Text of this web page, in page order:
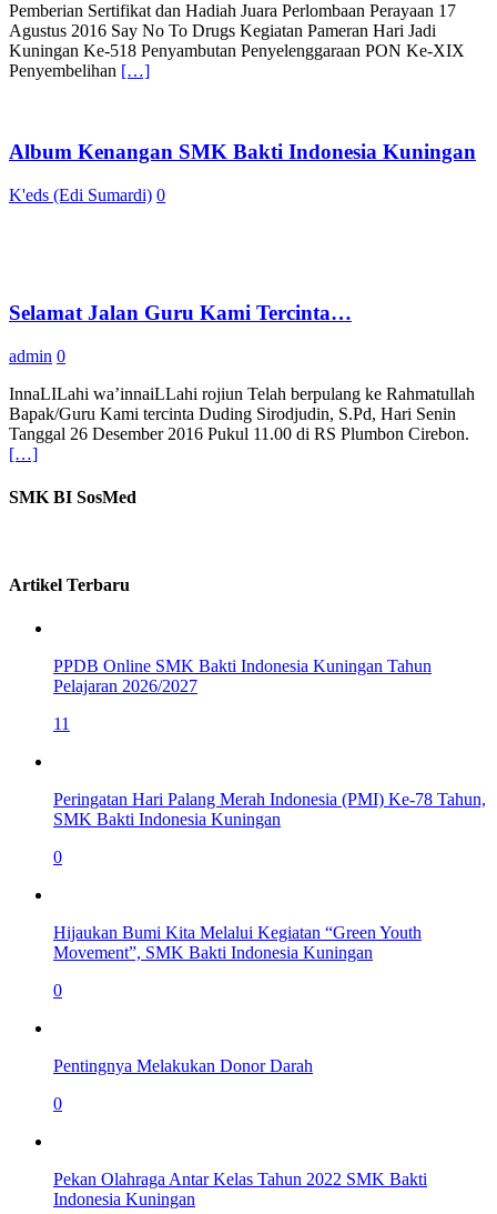
Pemberian Sertifikat dan Hadiah Juara Perlombaan Perayaan 17
Agustus 2016 Say No To Drugs Kegiatan Pameran Hari Jadi
Kuningan Ke-518 Penyambutan Penyelenggaraan PON Ke-XIX
Penyembelihan […]
Album Kenangan SMK Bakti Indonesia Kuningan
K'eds (Edi Sumardi) 0
Selamat Jalan Guru Kami Tercinta…
admin 0
InnaLILahi wa’innaiLLahi rojiun Telah berpulang ke Rahmatullah
Bapak/Guru Kami tercinta Duding Sirodjudin, S.Pd, Hari Senin
Tanggal 26 Desember 2016 Pukul 11.00 di RS Plumbon Cirebon.
[…]
SMK BI SosMed
Artikel Terbaru
PPDB Online SMK Bakti Indonesia Kuningan Tahun
Pelajaran 2026/2027
11
Peringatan Hari Palang Merah Indonesia (PMI) Ke-78 Tahun,
SMK Bakti Indonesia Kuningan
0
Hijaukan Bumi Kita Melalui Kegiatan “Green Youth
Movement”, SMK Bakti Indonesia Kuningan
0
Pentingnya Melakukan Donor Darah
0
Pekan Olahraga Antar Kelas Tahun 2022 SMK Bakti
Indonesia Kuningan